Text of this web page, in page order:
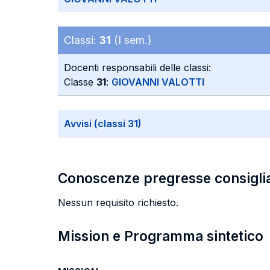
Classi: 31 (I sem.)
Docenti responsabili delle classi:
Classe 31: GIOVANNI VALOTTI
Avvisi (classi 31)
Conoscenze pregresse
Nessun requisito richiesto.
Mission e Programma sintetico